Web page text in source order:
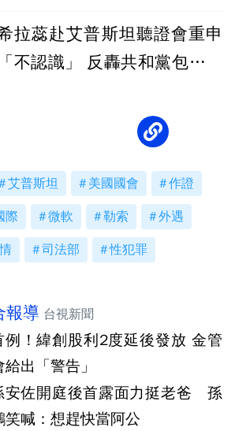
拉蕊赴艾普斯坦聽證會重申
「不認識」 反轟共和黨包庇川
艾普斯坦 美國國會 作證
際 微軟 勒索 外遇
司法部 性犯罪
報導 台視新聞
例！緯創股利2度延後發放 金管
給出「警告」
安佐開庭後首露面力挺老爸 孫
笑喊：想趕快當阿公